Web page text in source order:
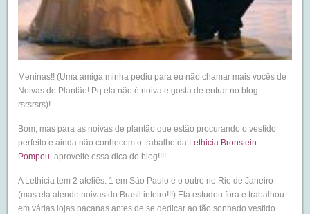
Meninas!! (Uma amiga minha pediu para eu não chamar mais vocês de
Noivas de Plantão! Pq ela não é noiva e gosta de entrar no blog
rsrsrsrs)!
Bom, mas para as noivas de plantão que estão procurando o vestido
perfeito e ainda não conhecem o trabalho da Lethicia Bronstein
Pompeu , aproveite essa dica do blog!!!!
A Lethicia tem 2 ateliês: 1 em São Paulo e o outro no Rio de Janeiro
(mas ela atende noivas do Brasil inteiro!!!) Ela estudou fora e trabalhou
em várias lojas bacanas antes de se dedicar ao tão sonhado vestido